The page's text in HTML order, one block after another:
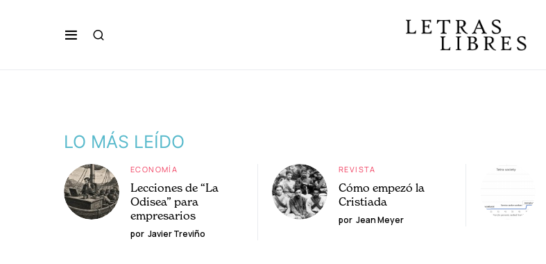
LO MÁS LEÍDO
ECONOMÍA
Lecciones de “La
Odisea” para
empresarios
por Javier Treviño
REVISTA
Cómo empezó la
Cristiada
por Jean Meyer